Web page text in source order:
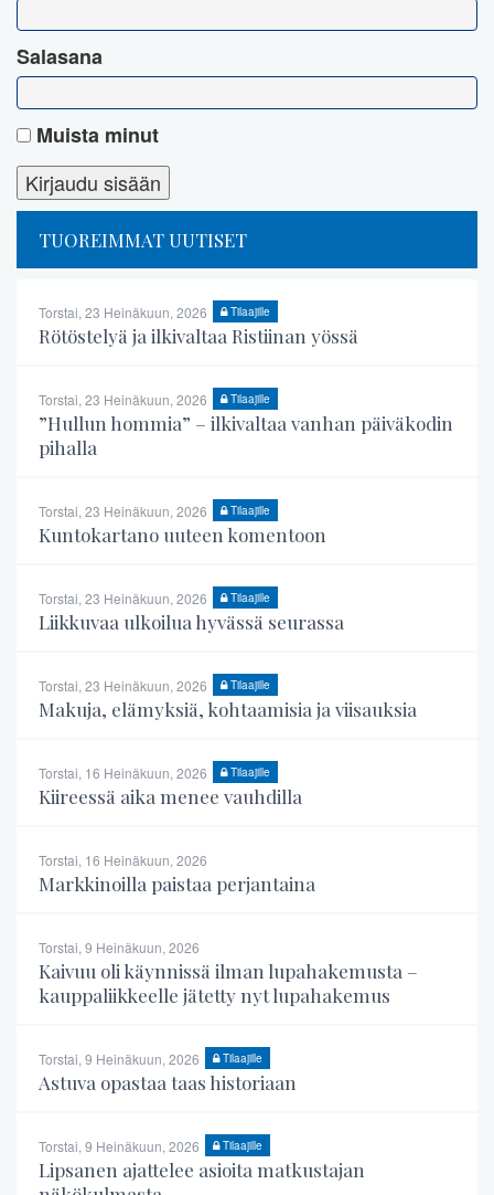
Salasana
Muista minut
TUOREIMMAT UUTISET
Torstai, 23 Heinäkuun, 2026 Tilaajille
Rötöstelyä ja ilkivaltaa Ristiinan yössä
Torstai, 23 Heinäkuun, 2026 Tilaajille
”Hullun hommia” – ilkivaltaa vanhan päiväkodin
pihalla
Torstai, 23 Heinäkuun, 2026 Tilaajille
Kuntokartano uuteen komentoon
Torstai, 23 Heinäkuun, 2026 Tilaajille
Liikkuvaa ulkoilua hyvässä seurassa
Torstai, 23 Heinäkuun, 2026 Tilaajille
Makuja, elämyksiä, kohtaamisia ja viisauksia
Torstai, 16 Heinäkuun, 2026 Tilaajille
Kiireessä aika menee vauhdilla
Torstai, 16 Heinäkuun, 2026
Markkinoilla paistaa perjantaina
Torstai, 9 Heinäkuun, 2026
Kaivuu oli käynnissä ilman lupahakemusta –
kauppaliikkeelle jätetty nyt lupahakemus
Torstai, 9 Heinäkuun, 2026 Tilaajille
Astuva opastaa taas historiaan
Torstai, 9 Heinäkuun, 2026 Tilaajille
Lipsanen ajattelee asioita matkustajan